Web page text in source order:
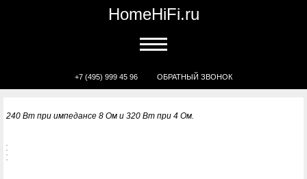
HomeHiFi.ru
+7 (495) 999 45 96 ОБРАТНЫЙ ЗВОНОК
240 Вт при импедансе 8 Ом и 320 Вт при 4 Ом.